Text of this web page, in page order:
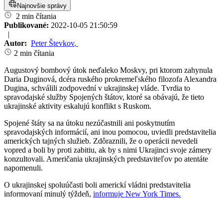
Najnovšie správy
2 min čítania
Publikované: 2022-10-05 21:50:59
|
Autor: Peter Števkov,
2 min čítania
Augustový bombový útok neďaleko Moskvy, pri ktorom zahynula
Daria Duginová, dcéra ruského prokremeľského filozofa Alexandra
Dugina, schválili zodpovední v ukrajinskej vláde. Tvrdia to
spravodajské služby Spojených štátov, ktoré sa obávajú, že tieto
ukrajinské aktivity eskalujú konflikt s Ruskom.
Spojené štáty sa na útoku nezúčastnili ani poskytnutím
spravodajských informácií, ani inou pomocou, uviedli predstavitelia
amerických tajných služieb. Zdôraznili, že o operácii nevedeli
vopred a boli by proti zabitiu, ak by s nimi Ukrajinci svoje zámery
konzultovali. Američania ukrajinských predstaviteľov po atentáte
napomenuli.
O ukrajinskej spoluúčasti boli americkí vládni predstavitelia
informovaní minulý týždeň, informuje New York Times.